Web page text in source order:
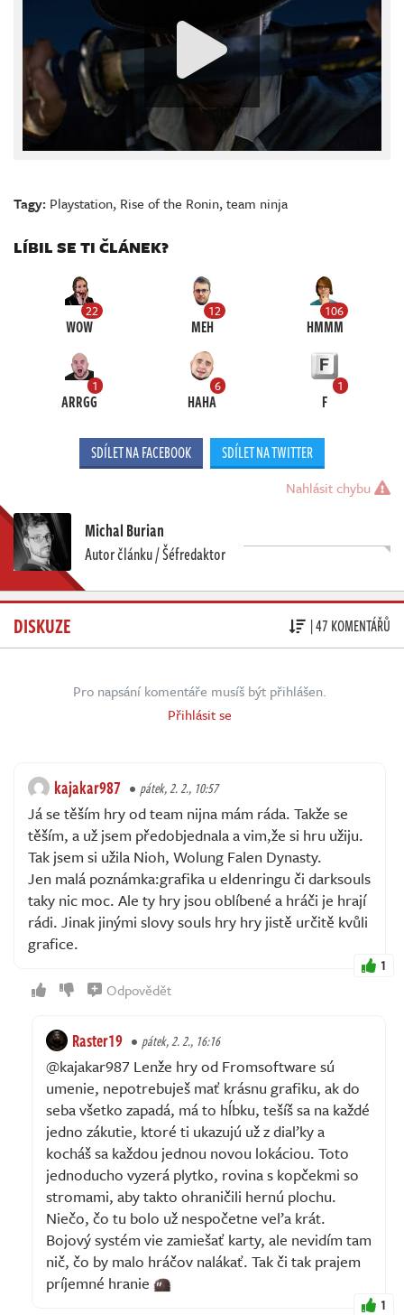
Tagy: Playstation, Rise of the Ronin,team ninja
LÍBIL SE TI ČLÁNEK?
22
WOW
12
MEH
106
HMMM
1
ARRGG
6
HAHA
1
F
SDÍLET NA FACEBOOK SDÍLET NA TWITTER
Nahlásit chybu
Michal Burian
Autor článku / Šéfredaktor
DISKUZE | 47 KOMENTÁŘŮ
Pro napsání komentáře musíš být přihlášen.
Přihlásit se
kajakar987 pátek, 2. 2., 10:57
Já se těším hry od team nijna mám ráda. Takže se
těším, a už jsem předobjednala a vim,že si hru užiju.
Tak jsem si užila Nioh, Wolung Falen Dynasty.
Jen malá poznámka:grafika u eldenringu či darksouls
taky nic moc. Ale ty hry jsou oblíbené a hráči je hrají
rádi. Jinak jinými slovy souls hry hry jistě určitě kvůli
grafice.
1
Odpovědět
Raster19 pátek, 2. 2., 16:16
@kajakar987 Lenže hry od Fromsoftware sú
umenie, nepotrebuješ mať krásnu grafiku, ak do
seba všetko zapadá, má to hĺbku, tešíš sa na každé
jedno zákutie, ktoré ti ukazujú už z diaľky a
kocháš sa každou jednou novou lokáciou. Toto
jednoducho vyzerá plytko, rovina s kopčekmi so
stromami, aby takto ohraničili hernú plochu.
Niečo, čo tu bolo už nespočetne veľa krát.
Bojový systém vie zamiešať karty, ale nevidím tam
nič, čo by malo hráčov nalákať. Tak či tak prajem
príjemné hranie
1